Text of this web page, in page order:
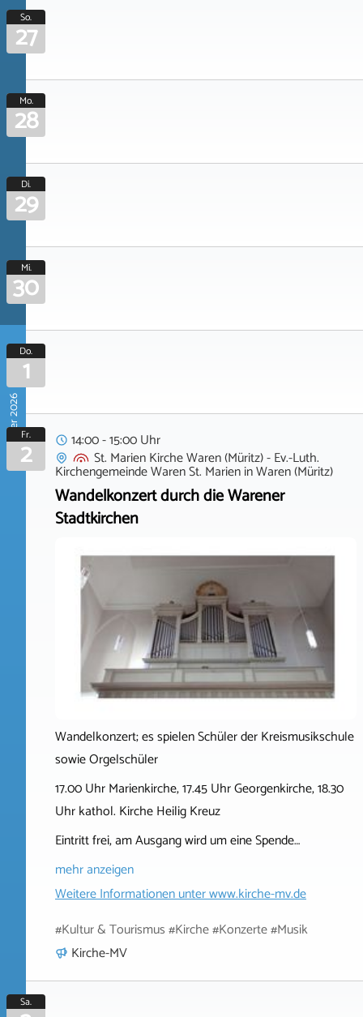
So.
27
Mo.
28
Di.
29
Mi.
30
Oktober 2026
Do.
1
Fr.
2
14:00 - 15:00 Uhr
St. Marien Kirche Waren (Müritz) - Ev.-Luth.
Kirchengemeinde Waren St. MarieninWaren (Müritz)
Wandelkonzert durch die Warener
Stadtkirchen
Wandelkonzert; es spielen Schüler der Kreismusikschule
sowie Orgelschüler
17.00 Uhr Marienkirche, 17.45 Uhr Georgenkirche, 18.30
Uhr kathol. Kirche Heilig Kreuz
Eintritt frei, am Ausgang wird um eine Spende…
mehr anzeigen
Weitere Informationen unterwww.kirche-mv.de
#Kultur & Tourismus #Kirche #Konzerte #Musik
Kirche-MV
Sa.